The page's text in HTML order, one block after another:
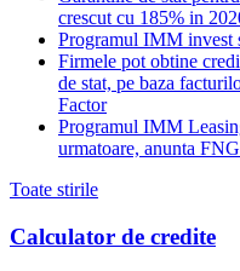
crescut cu 185% in
Programul IMM invest
Firmele pot obtine
de stat, pe baza
Factor
Programul IMM
urmatoare, anunta
Toate stirile
Calculator de credite